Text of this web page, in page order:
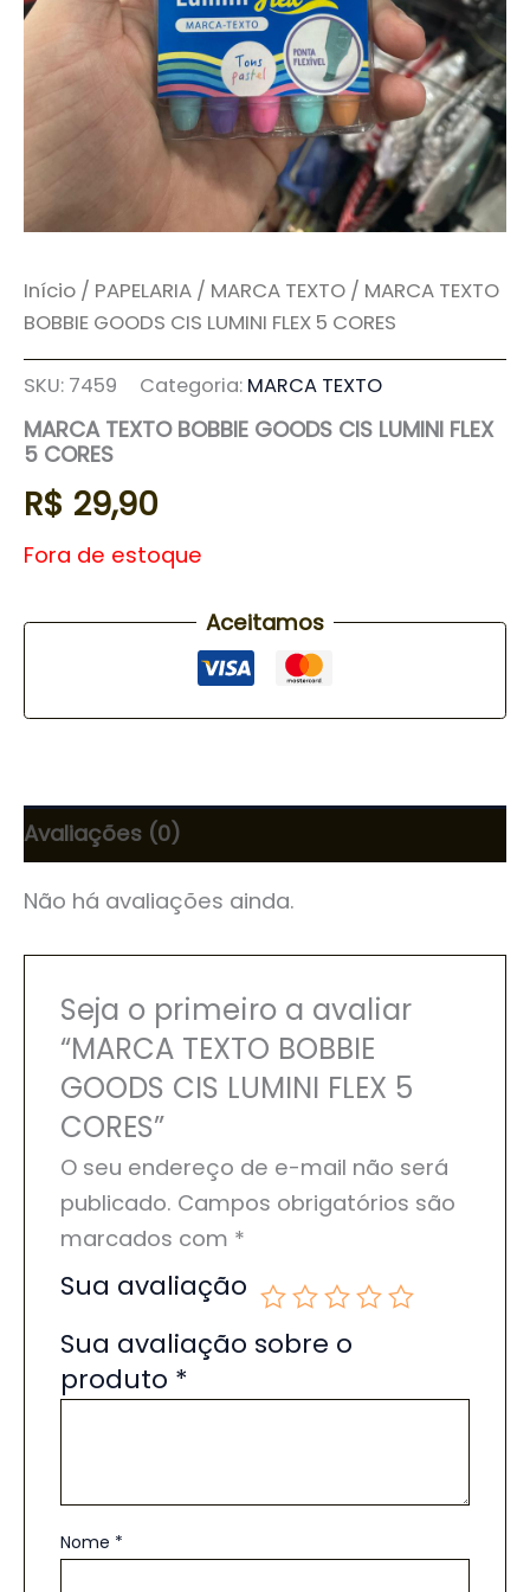
Início / PAPELARIA / MARCA TEXTO / MARCA TEXTO
BOBBIE GOODS CIS LUMINI FLEX 5 CORES
SKU: 7459 Categoria: MARCA TEXTO
MARCA TEXTO BOBBIE GOODS CIS LUMINI FLEX
5 CORES
R$ 29,90
Fora de estoque
Aceitamos
Avaliações (0)
Não há avaliações ainda.
Seja o primeiro a avaliar
“MARCA TEXTO BOBBIE
GOODS CIS LUMINI FLEX 5
CORES”
O seu endereço de e-mail não será
publicado. Campos obrigatórios são
marcados com *
Sua avaliação
Sua avaliação sobre o
produto *
Nome *